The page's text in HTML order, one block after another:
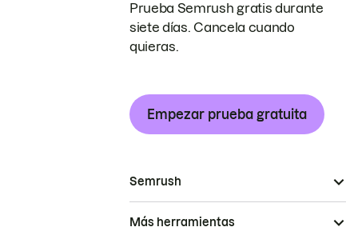
Prueba Semrush gratis durante
siete días. Cancela cuando
quieras.
Empezar prueba gratuita
Semrush
Más herramientas